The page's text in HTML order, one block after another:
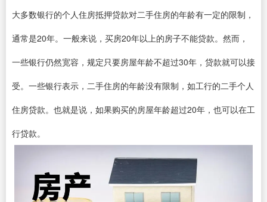
大多数银行的个人住房抵押贷款对二手住房的年龄有一定的限制，
通常是20年。一般来说，买房20年以上的房子不能贷款。然而，
一些银行仍然宽容，规定只要房屋年龄不超过30年，贷款就可以接
受。一些银行表示，二手住房的年龄没有限制，如工行的二手个人
住房贷款。也就是说，如果购买的房屋年龄超过20年，也可以在工
行贷款。